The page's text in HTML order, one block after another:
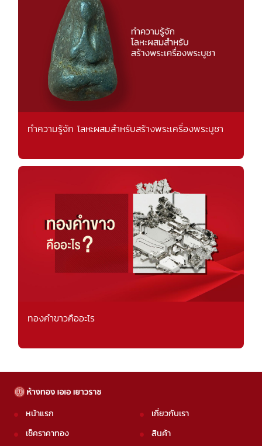
ทำความรู้จัก โลหะผสมสำหรับสร้างพระเครื่องพระบูชา
ทองคำขาวคืออะไร
หน้าแรก
เช็คราคาทอง
เกี่ยวกับเรา
สินค้า